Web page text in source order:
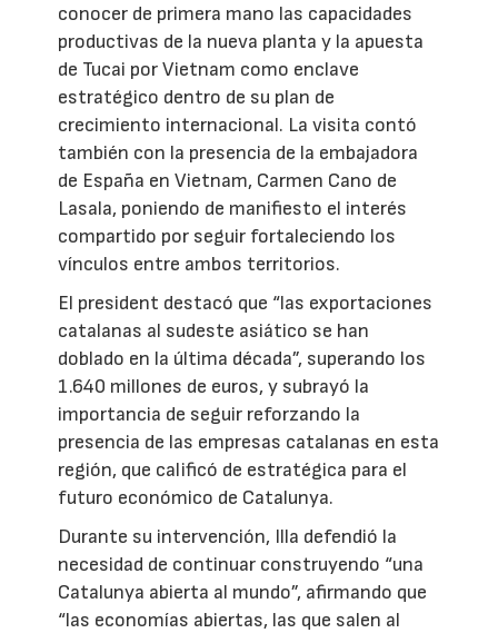
conocer de primera mano las capacidades
productivas de la nueva planta y la apuesta
de Tucai por Vietnam como enclave
estratégico dentro de su plan de
crecimiento internacional. La visita contó
también con la presencia de la embajadora
de España en Vietnam, Carmen Cano de
Lasala, poniendo de manifiesto el interés
compartido por seguir fortaleciendo los
vínculos entre ambos territorios.
El president destacó que “las exportaciones
catalanas al sudeste asiático se han
doblado en la última década”, superando los
1.640 millones de euros, y subrayó la
importancia de seguir reforzando la
presencia de las empresas catalanas en esta
región, que calificó de estratégica para el
futuro económico de Catalunya.
Durante su intervención, Illa defendió la
necesidad de continuar construyendo “una
Catalunya abierta al mundo”, afirmando que
“las economías abiertas, las que salen al